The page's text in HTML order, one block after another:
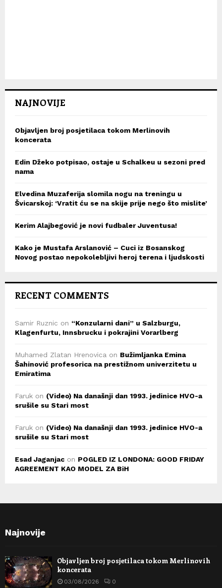
NAJNOVIJE
Objavljen broj posjetilaca tokom Merlinovih
koncerata
Edin Džeko potpisao, ostaje u Schalkeu u sezoni pred
nama
Elvedina Muzaferija slomila nogu na treningu u
Švicarskoj: ‘Vratit ću se na skije prije nego što mislite’
Kerim Alajbegović je novi fudbaler Juventusa!
Kako je Mustafa Arslanović – Cuci iz Bosanskog
Novog postao nepokolebljivi heroj terena i ljudskosti
RECENT COMMENTS
Samir Ruznic on “Konzularni dani” u Salzburgu,
Klagenfurtu, Innsbrucku i pokrajini Vorarlberg
Muhamed Zlatan Hrenovica on Bužimljanka Emina
Šahinović profesorica na prestižnom univerzitetu u
Emiratima
Faruk on (Video) Na današnji dan 1993. jedinice HVO-a
srušile su Stari most
Faruk on (Video) Na današnji dan 1993. jedinice HVO-a
srušile su Stari most
Esad Jaganjac on POGLED IZ LONDONA: GOOD FRIDAY
AGREEMENT KAO MODEL ZA BiH
Najnovije
Objavljen broj posjetilaca tokom Merlinovih
koncerata
03/08/2026 0